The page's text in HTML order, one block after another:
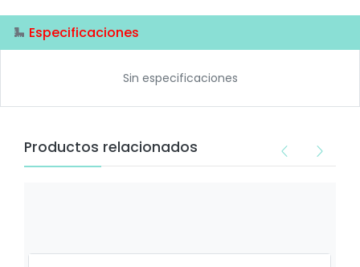
Especificaciones
Sin especificaciones
Productos relacionados